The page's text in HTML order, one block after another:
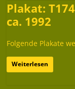
Plakat:
ca. 1992
Folgende Plakate
Weiterlesen